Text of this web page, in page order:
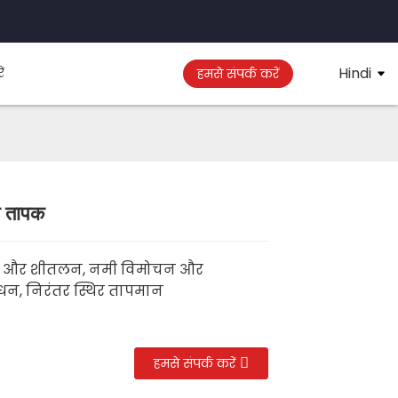
हमसे संपर्क करें Hindi
Loading...
Loading...
तापक
और शीतलन, नमी विमोचन और
निरंतर स्थिर तापमान
हमसे संपर्क करें